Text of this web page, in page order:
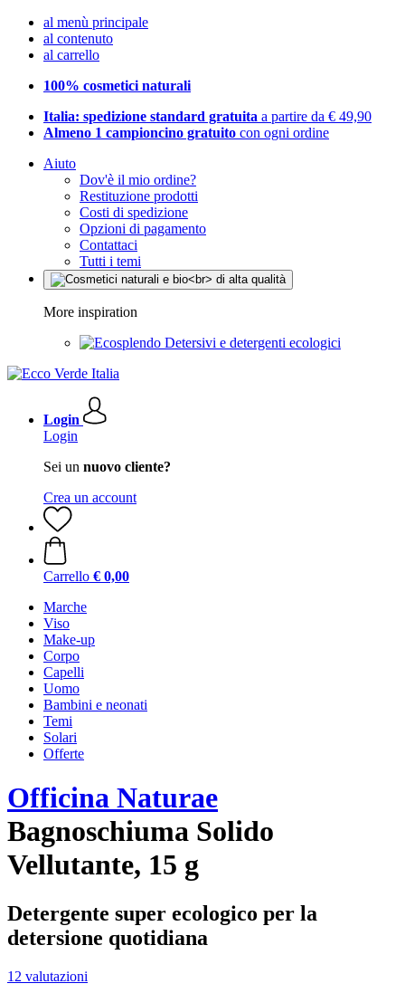
al menù principale
al contenuto
al carrello
100% cosmetici naturali
Italia: spedizione standard gratuita a partire da € 49,90
Almeno 1 campioncino gratuito con ogni ordine
Aiuto
Dov'è il mio ordine?
Restituzione prodotti
Costi di spedizione
Opzioni di pagamento
Contattaci
Tutti i temi
More inspiration
Detersivi e detergenti ecologici
Login
Login
Sei un nuovo cliente?
Crea un account
Carrello € 0,00
Marche
Viso
Make-up
Corpo
Capelli
Uomo
Bambini e neonati
Temi
Solari
Offerte
Officina Naturae
Bagnoschiuma Solido
Vellutante, 15 g
Detergente super ecologico per la
detersione quotidiana
12 valutazioni